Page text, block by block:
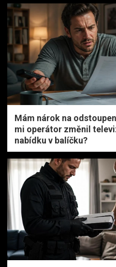
Mám nárok na
mi operátor změnil
nabídku v balíčku?